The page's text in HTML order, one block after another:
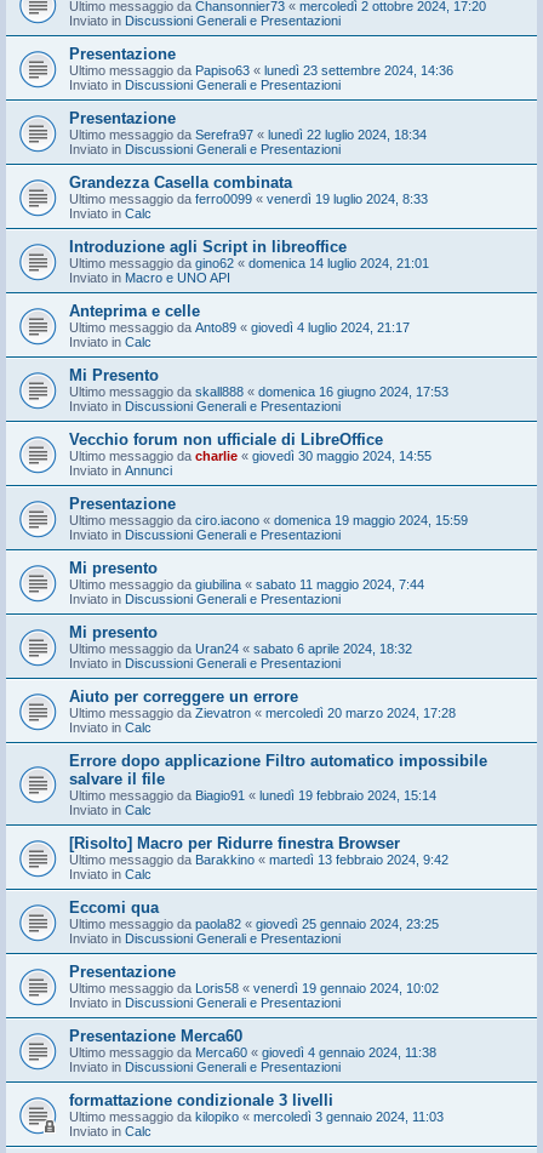
Ultimo messaggio da Chansonnier73 « mercoledì 2 ottobre 2024, 17:20
Inviato in Discussioni Generali e Presentazioni
Presentazione
Ultimo messaggio da Papiso63 « lunedì 23 settembre 2024, 14:36
Inviato in Discussioni Generali e Presentazioni
Presentazione
Ultimo messaggio da Serefra97 « lunedì 22 luglio 2024, 18:34
Inviato in Discussioni Generali e Presentazioni
Grandezza Casella combinata
Ultimo messaggio da ferro0099 « venerdì 19 luglio 2024, 8:33
Inviato in Calc
Introduzione agli Script in libreoffice
Ultimo messaggio da gino62 « domenica 14 luglio 2024, 21:01
Inviato in Macro e UNO API
Anteprima e celle
Ultimo messaggio da Anto89 « giovedì 4 luglio 2024, 21:17
Inviato in Calc
Mi Presento
Ultimo messaggio da skall888 « domenica 16 giugno 2024, 17:53
Inviato in Discussioni Generali e Presentazioni
Vecchio forum non ufficiale di LibreOffice
Ultimo messaggio da charlie « giovedì 30 maggio 2024, 14:55
Inviato in Annunci
Presentazione
Ultimo messaggio da ciro.iacono « domenica 19 maggio 2024, 15:59
Inviato in Discussioni Generali e Presentazioni
Mi presento
Ultimo messaggio da giubilina « sabato 11 maggio 2024, 7:44
Inviato in Discussioni Generali e Presentazioni
Mi presento
Ultimo messaggio da Uran24 « sabato 6 aprile 2024, 18:32
Inviato in Discussioni Generali e Presentazioni
Aiuto per correggere un errore
Ultimo messaggio da Zievatron « mercoledì 20 marzo 2024, 17:28
Inviato in Calc
Errore dopo applicazione Filtro automatico impossibile
salvare il file
Ultimo messaggio da Biagio91 « lunedì 19 febbraio 2024, 15:14
Inviato in Calc
[Risolto] Macro per Ridurre finestra Browser
Ultimo messaggio da Barakkino « martedì 13 febbraio 2024, 9:42
Inviato in Calc
Eccomi qua
Ultimo messaggio da paola82 « giovedì 25 gennaio 2024, 23:25
Inviato in Discussioni Generali e Presentazioni
Presentazione
Ultimo messaggio da Loris58 « venerdì 19 gennaio 2024, 10:02
Inviato in Discussioni Generali e Presentazioni
Presentazione Merca60
Ultimo messaggio da Merca60 « giovedì 4 gennaio 2024, 11:38
Inviato in Discussioni Generali e Presentazioni
formattazione condizionale 3 livelli
Ultimo messaggio da kilopiko « mercoledì 3 gennaio 2024, 11:03
Inviato in Calc